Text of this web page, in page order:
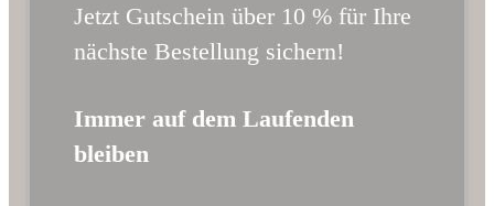
Jetzt Gutschein über 10 % für Ihre
nächste Bestellung sichern!
Immer auf dem Laufenden
bleiben